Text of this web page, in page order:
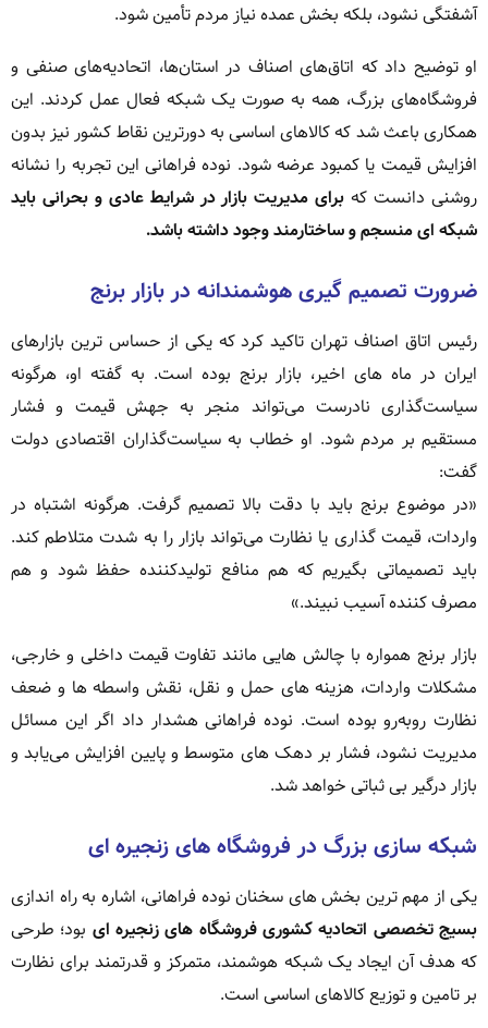
آشفتگی نشود، بلکه بخش عمده نیاز مردم تأمین شود.
او توضیح داد که اتاق‌های اصناف در استان‌ها، اتحادیه‌های صنفی و
فروشگاه‌های بزرگ، همه به صورت یک شبکه فعال عمل کردند. این
همکاری باعث شد که کالاهای اساسی به دورترین نقاط کشور نیز بدون
افزایش قیمت یا کمبود عرضه شود. نوده فراهانی این تجربه را نشانه
روشنی دانست که برای مدیریت بازار در شرایط عادی و بحرانی باید
شبکه ای منسجم و ساختارمند وجود داشته باشد.
ضرورت تصمیم گیری هوشمندانه در بازار برنج
رئیس اتاق اصناف تهران تاکید کرد که یکی از حساس ترین بازارهای
ایران در ماه های اخیر، بازار برنج بوده است. به گفته او، هرگونه
سیاست‌گذاری نادرست می‌تواند منجر به جهش قیمت و فشار
مستقیم بر مردم شود. او خطاب به سیاست‌گذاران اقتصادی دولت
گفت:
«در موضوع برنج باید با دقت بالا تصمیم گرفت. هرگونه اشتباه در
واردات، قیمت گذاری یا نظارت می‌تواند بازار را به شدت متلاطم کند.
باید تصمیماتی بگیریم که هم منافع تولیدکننده حفظ شود و هم
مصرف کننده آسیب نبیند.»
بازار برنج همواره با چالش هایی مانند تفاوت قیمت داخلی و خارجی،
مشکلات واردات، هزینه های حمل و نقل، نقش واسطه ها و ضعف
نظارت روبه‌رو بوده است. نوده فراهانی هشدار داد اگر این مسائل
مدیریت نشود، فشار بر دهک های متوسط و پایین افزایش می‌یابد و
بازار درگیر بی ثباتی خواهد شد.
شبکه سازی بزرگ در فروشگاه های زنجیره ای
یکی از مهم ترین بخش های سخنان نوده فراهانی، اشاره به راه اندازی
بسیج تخصصی اتحادیه کشوری فروشگاه های زنجیره ای بود؛ طرحی
که هدف آن ایجاد یک شبکه هوشمند، متمرکز و قدرتمند برای نظارت
بر تامین و توزیع کالاهای اساسی است.